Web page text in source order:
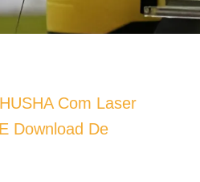
Com Laser
Download De